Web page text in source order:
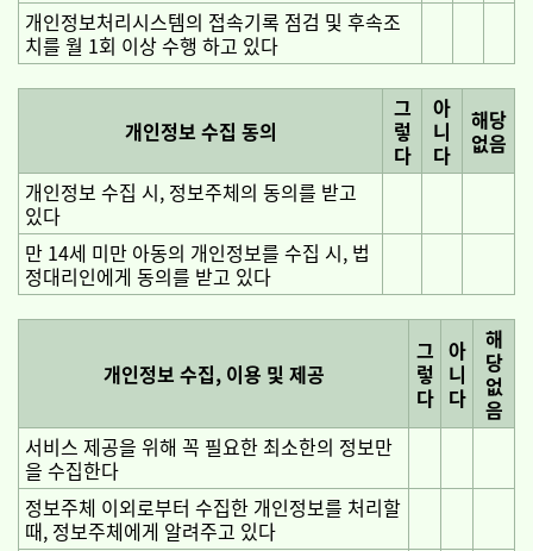
개인정보처리시스템의 접속기록 점검 및 후속조
치를 월 1회 이상 수행 하고 있다
개인정보 수집 동의
그
렇
다
아
니
다
해당
없음
개인정보 수집 시, 정보주체의 동의를 받고
있다
만 14세 미만 아동의 개인정보를 수집 시, 법
정대리인에게 동의를 받고 있다
개인정보 수집, 이용 및 제공
그
렇
다
아
니
다
해
당
없
음
서비스 제공을 위해 꼭 필요한 최소한의 정보만
을 수집한다
정보주체 이외로부터 수집한 개인정보를 처리할
때, 정보주체에게 알려주고 있다